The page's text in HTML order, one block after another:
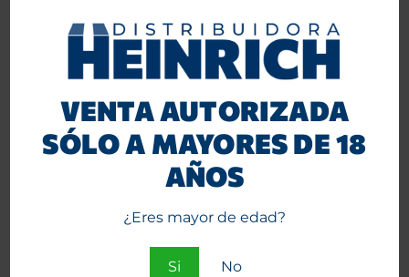
VENTA AUTORIZADA
SÓLO A MAYORES DE 18
AÑOS
¿Eres mayor de edad?
Si No
Vaporizador Omura X1
enrolados 20 Unid.